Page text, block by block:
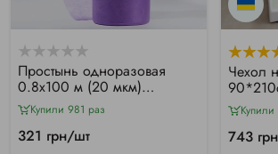
Простынь одноразовая
0.8х100 м (20 мкм)
фиолетовая
Купили 981 раз
321 грн/шт
Чехол
м²)
743